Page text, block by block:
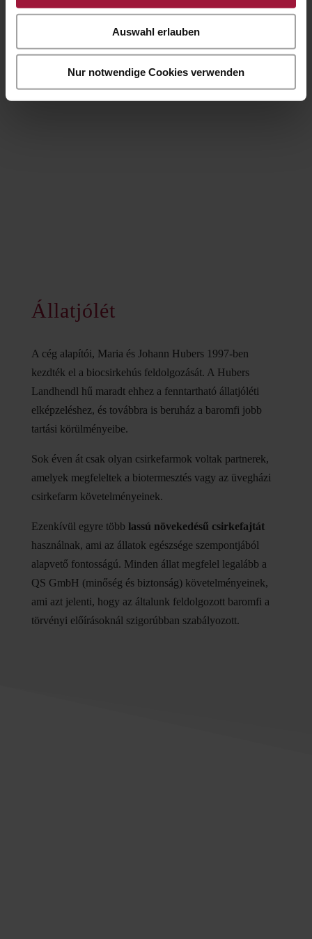
Auswahl erlauben
Nur notwendige Cookies verwenden
Állatjólét
A cég alapítói, Maria és Johann Hubers 1997-ben
kezdték el a biocsirkehús feldolgozását. A Hubers
Landhendl hű maradt ehhez a fenntartható állatjóléti
elképzeléshez, és továbbra is beruház a baromfi jobb
tartási körülményeibe.
Sok éven át csak olyan csirkefarmok voltak partnerek,
amelyek megfeleltek a biotermesztés vagy az üvegházi
csirkefarm követelményeinek.
Ezenkívül egyre több lassú növekedésű csirkefajtát
használnak, ami az állatok egészsége szempontjából
alapvető fontosságú. Minden állat megfelel legalább a
QS GmbH (minőség és biztonság) követelményeinek,
ami azt jelenti, hogy az általunk feldolgozott baromfi a
törvényi előírásoknál szigorúbban szabályozott.